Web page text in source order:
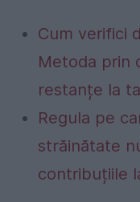
Cum verifici
Metoda prin
restanțe la
Regula pe
străinătate
contribuțiile